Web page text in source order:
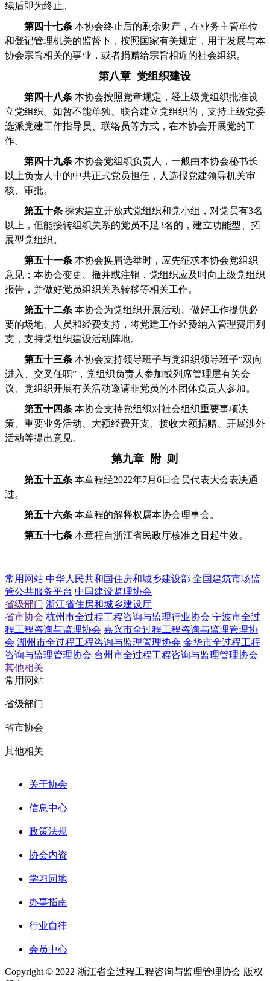
续后即为终止。
第四十七条 本协会终止后的剩余财产，在业务主管单位
和登记管理机关的监督下，按照国家有关规定，用于发展与本
协会宗旨相关的事业，或者捐赠给宗旨相近的社会组织。
第八章 党组织建设
第四十八条 本协会按照党章规定，经上级党组织批准设
立党组织。如暂不能单独、联合建立党组织的，支持上级党委
选派党建工作指导员、联络员等方式，在本协会开展党的工
作。
第四十九条 本协会党组织负责人，一般由本协会秘书长
以上负责人中的中共正式党员担任，人选报党建领导机关审
核、审批。
第五十条 探索建立开放式党组织和党小组，对党员有3名
以上，但能接转组织关系的党员不足3名的，建立功能型、拓
展型党组织。
第五十一条 本协会换届选举时，应先征求本协会党组织
意见；本协会变更、撤并或注销，党组织应及时向上级党组织
报告，并做好党员组织关系转移等相关工作。
第五十二条 本协会为党组织开展活动、做好工作提供必
要的场地、人员和经费支持，将党建工作经费纳入管理费用列
支，支持党组织建设活动阵地。
第五十三条 本协会支持领导班子与党组织领导班子“双向
进入、交叉任职”，党组织负责人参加或列席管理层有关会
议、党组织开展有关活动邀请非党员的本团体负责人参加。
第五十四条 本协会支持党组织对社会组织重要事项决
策、重要业务活动、大额经费开支、接收大额捐赠、开展涉外
活动等提出意见。
第九章 附 则
第五十五条 本章程经2022年7月6日会员代表大会表决通
过。
第五十六条 本章程的解释权属本协会理事会。
第五十七条 本章程自浙江省民政厅核准之日起生效。
常用网站 中华人民共和国住房和城乡建设部 全国建筑市场监
管公共服务平台 中国建设监理协会
省级部门 浙江省住房和城乡建设厅
省市协会 杭州市全过程工程咨询与监理行业协会 宁波市全过
程工程咨询与监理协会 嘉兴市全过程工程咨询与监理管理协
会 湖州市全过程工程咨询与监理管理协会 金华市全过程工程
咨询与监理管理协会 台州市全过程工程咨询与监理管理协会
其他相关
常用网站
省级部门
省市协会
其他相关
关于协会
|
信息中心
|
政策法规
|
协会内资
|
学习园地
|
办事指南
|
行业自律
|
会员中心
Copyright © 2022 浙江省全过程工程咨询与监理管理协会 版权